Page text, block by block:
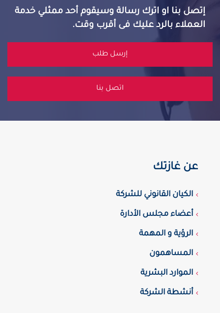
إتصل بنا او اترك رسالة وسيقوم أحد ممثلي خدمة
العملاء بالرد عليك فى أقرب وقت.
إرسل طلب
اتصل بنا
عن غازتك
الكيان القانوني للشركة
أعضاء مجلس الأدارة
الرؤية و المهمة
المساهمون
الموارد البشرية
أنشطة الشركة